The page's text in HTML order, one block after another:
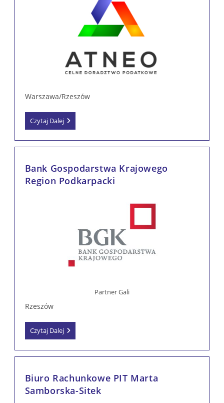
Warszawa/Rzeszów
Czytaj DalejATNEO
Doradztwo
Podatki
Z
O.o.
Bank Gospodarstwa Krajowego
Region Podkarpacki
Partner Gali
Rzeszów
Czytaj DalejBank
Gospodarstwa
Region
Biuro Rachunkowe PIT Marta
Samborska-Sitek